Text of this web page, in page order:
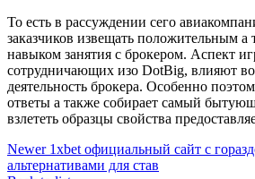
То есть в рассуждении сего
заказчиков извещать положительным
навыком занятия с брокером. Аспект
сотрудничающих изо DotBig, влияют
деятельность брокера. Особенно
ответы а также собирает самый
взлететь образцы свойства
Newer 1xbet официальный сайт с
альтернативами для став